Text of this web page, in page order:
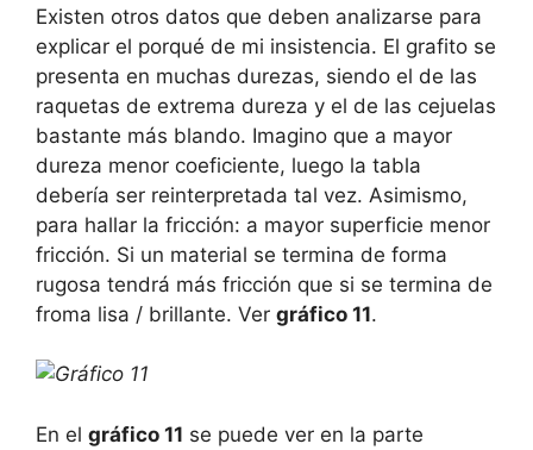
Existen otros datos que deben analizarse para
explicar el porqué de mi insistencia. El grafito se
presenta en muchas durezas, siendo el de las
raquetas de extrema dureza y el de las cejuelas
bastante más blando. Imagino que a mayor
dureza menor coeficiente, luego la tabla
debería ser reinterpretada tal vez. Asimismo,
para hallar la fricción: a mayor superficie menor
fricción. Si un material se termina de forma
rugosa tendrá más fricción que si se termina de
froma lisa / brillante. Ver gráfico 11.
En el gráfico 11 se puede ver en la parte